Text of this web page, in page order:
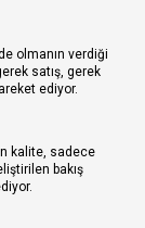
olmanın verdiği
satış, gerek
ediyor.
kalite, sadece
bakış